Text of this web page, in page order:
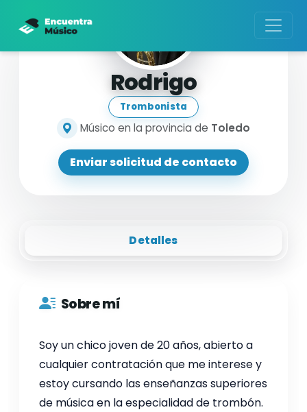
Rodrigo
Trombonista
Músico en la provincia de Toledo
Enviar solicitud de contacto
Detalles
Sobre mí
Soy un chico joven de 20 años, abierto a
cualquier contratación que me interese y
estoy cursando las enseñanzas superiores
de música en la especialidad de trombón.